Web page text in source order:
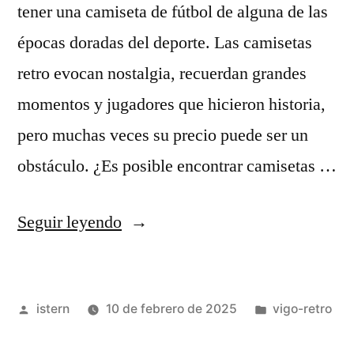
tener una camiseta de fútbol de alguna de las
épocas doradas del deporte. Las camisetas
retro evocan nostalgia, recuerdan grandes
momentos y jugadores que hicieron historia,
pero muchas veces su precio puede ser un
obstáculo. ¿Es posible encontrar camisetas …
Seguir leyendo«camisetas
retro
Publicado
istern 10 de febrero de 2025
Publicado
vigo-retro